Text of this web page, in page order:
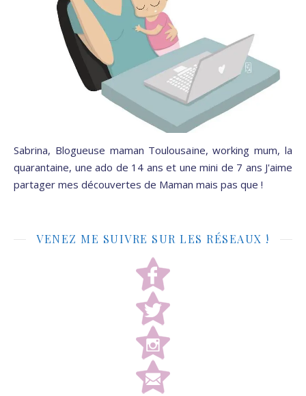
Sabrina, Blogueuse maman Toulousaine, working mum, la
quarantaine, une ado de 14 ans et une mini de 7 ans J'aime
partager mes découvertes de Maman mais pas que !
VENEZ ME SUIVRE SUR LES RÉSEAUX !